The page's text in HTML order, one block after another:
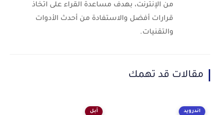
من الإنترنت، بهدف مساعدة القراء على اتخاذ
قرارات أفضل والاستفادة من أحدث الأدوات
والتقنيات.
مقالات قد تهمك
اندرويد أبل